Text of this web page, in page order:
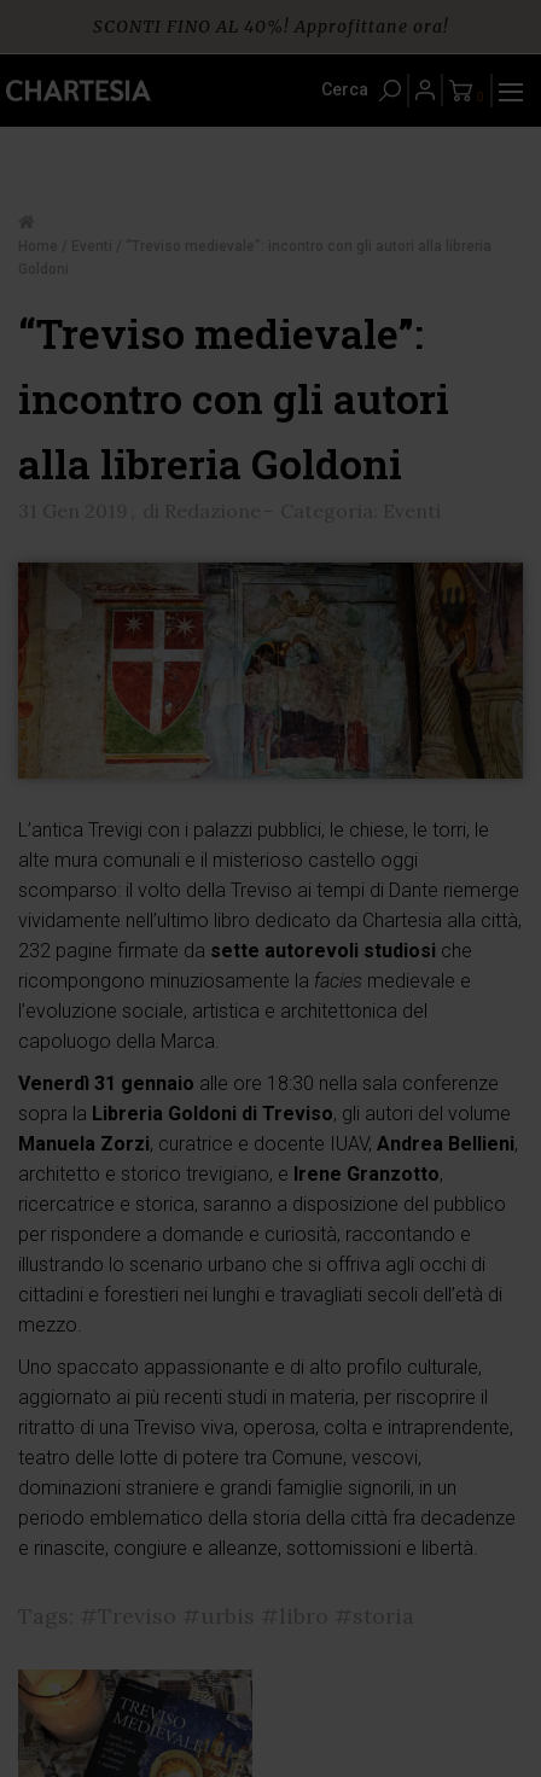
content
SCONTI FINO AL 40%! Approfittane ora!
Spedizione gratuita per ordini da € 60
Cerca 0
“Treviso medievale”:
incontro con gli autori
alla libreria Goldoni
L’antica Trevigi con i palazzi pubblici, le chiese, le torri, le
alte mura comunali e il misterioso castello oggi
scomparso: il volto della Treviso ai tempi di Dante riemerge
vividamente nell’ultimo libro dedicato da Chartesia alla città,
232 pagine firmate da sette autorevoli studiosi che
ricompongono minuziosamente la facies medievale e
l’evoluzione sociale, artistica e architettonica del
capoluogo della Marca.
Venerdì 31 gennaio alle ore 18:30 nella sala conferenze
sopra la Libreria Goldoni di Treviso, gli autori del volume
Manuela Zorzi, curatrice e docente IUAV, Andrea Bellieni,
architetto e storico trevigiano, e Irene Granzotto,
ricercatrice e storica, saranno a disposizione del pubblico
per rispondere a domande e curiosità, raccontando e
illustrando lo scenario urbano che si offriva agli occhi di
cittadini e forestieri nei lunghi e travagliati secoli dell’età di
mezzo.
Uno spaccato appassionante e di alto profilo culturale,
aggiornato ai più recenti studi in materia, per riscoprire il
ritratto di una Treviso viva, operosa, colta e intraprendente,
teatro delle lotte di potere tra Comune, vescovi,
dominazioni straniere e grandi famiglie signorili, in un
periodo emblematico della storia della città fra decadenze
e rinascite, congiure e alleanze, sottomissioni e libertà.